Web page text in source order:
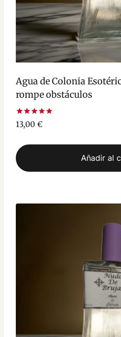
Agua de Colonia
rompe obstáculos
Valorado
con
de 5
13,00 €
Añadir al